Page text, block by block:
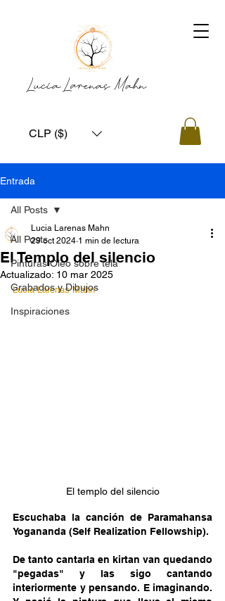
Lucía Larenas Mahn
CLP ($)
Entrada
All Posts
Pinturas Óleo sobre tela
Grabados y Dibujos
Inspiraciones
All Posts
El Templo del silencio
Lucia Larenas Mahn
29 oct 2024 1 min de lectura
Actualizado: 10 mar 2025
Lucia Larenas Mahn
El templo del silencio
Escuchaba la canción de Paramahansa
Yogananda (Self Realization Fellowship).
De tanto cantarla en kirtan van quedando
"pegadas" y las sigo cantando
interiormente y pensando. E imaginando.